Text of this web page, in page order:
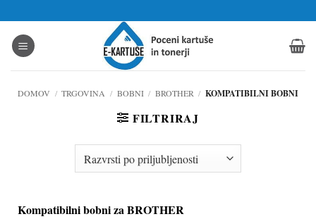
na
vsebino
DOMOV / TRGOVINA / BOBNI / BROTHER / KOMPATIBILNI BOBNI
FILTRIRAJ
Kompatibilni bobni za BROTHER